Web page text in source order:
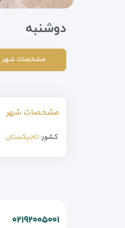
دوشنبه
مشخصات شهر
مشخصات شهر
کشور:تاجیکستان
۰۲۱۹۲۰۰۵۰۰۱